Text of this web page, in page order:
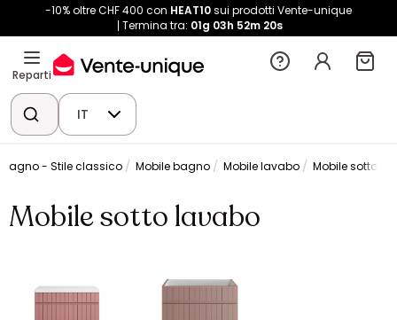
-10% oltre CHF 400 con HEAT10sui prodotti Vente-unique
Termina tra: 01g 03h 52m 20s
Reparti
IT
bagno - Stile classico Mobile bagno Mobile lavabo Mobile sotto
Mobile sotto lavabo